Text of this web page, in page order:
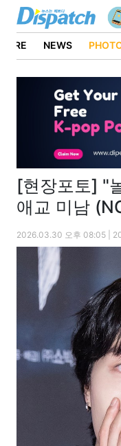
NEWS
[현장포토] "
애교 미남
2026.03.30 오후 08:05 |